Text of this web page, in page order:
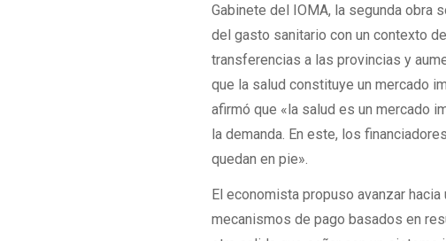
Gabinete del IOMA, la segunda obra
del gasto sanitario con un contexto
transferencias a las provincias y
que la salud constituye un mercado
afirmó que «la salud es un mercado
la demanda. En este, los
quedan en pie».
El economista propuso avanzar
mecanismos de pago basados en